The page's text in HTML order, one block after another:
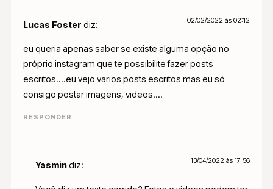
Lucas Foster diz: 02/02/2022 às 02:12
eu queria apenas saber se existe alguma opção no
próprio instagram que te possibilite fazer posts
escritos….eu vejo varios posts escritos mas eu só
consigo postar imagens, videos….
RESPONDER
Yasmindiz: 13/04/2022 às 17:56